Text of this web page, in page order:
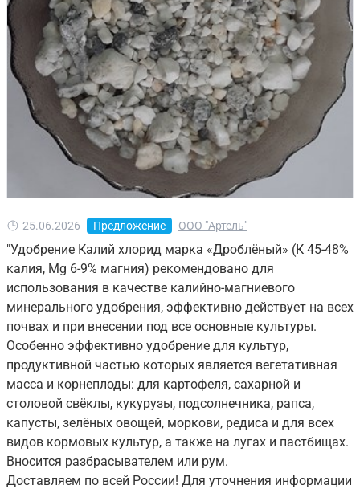
25.06.2026 Предложение ООО "Артель"
"Удобрение Калий хлорид марка «Дроблёный» (К 45-48%
калия, Mg 6-9% магния) рекомендовано для
использования в качестве калийно-магниевого
минерального удобрения, эффективно действует на всех
почвах и при внесении под все основные культуры.
Особенно эффективно удобрение для культур,
продуктивной частью которых является вегетативная
масса и корнеплоды: для картофеля, сахарной и
столовой свёклы, кукурузы, подсолнечника, рапса,
капусты, зелёных овощей, моркови, редиса и для всех
видов кормовых культур, а также на лугах и пастбищах.
Вносится разбрасывателем или рум.
Доставляем по всей России! Для уточнения информации